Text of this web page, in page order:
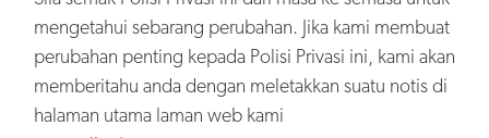
mengetahui sebarang perubahan. Jika kami membuat
perubahan penting kepada Polisi Privasi ini, kami akan
memberitahu anda dengan meletakkan suatu notis di
halaman utama laman web kami